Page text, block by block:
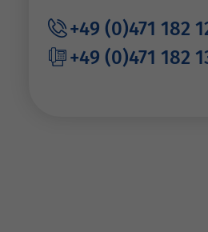
+49 (0)471 182
+49 (0)471 182